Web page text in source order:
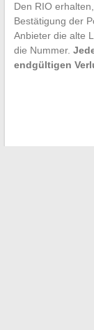
Den RIO
Bestätigung der
Anbieter die alte
die Nummer.
endgültigen